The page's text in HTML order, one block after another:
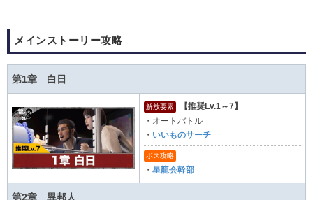
メインストーリー攻略
第1章 白日
解放要素
【推奨Lv.1～7】
・オートバトル
・ いいものサーチ
ボス攻略
・ 星龍会幹部
第2章 異邦人